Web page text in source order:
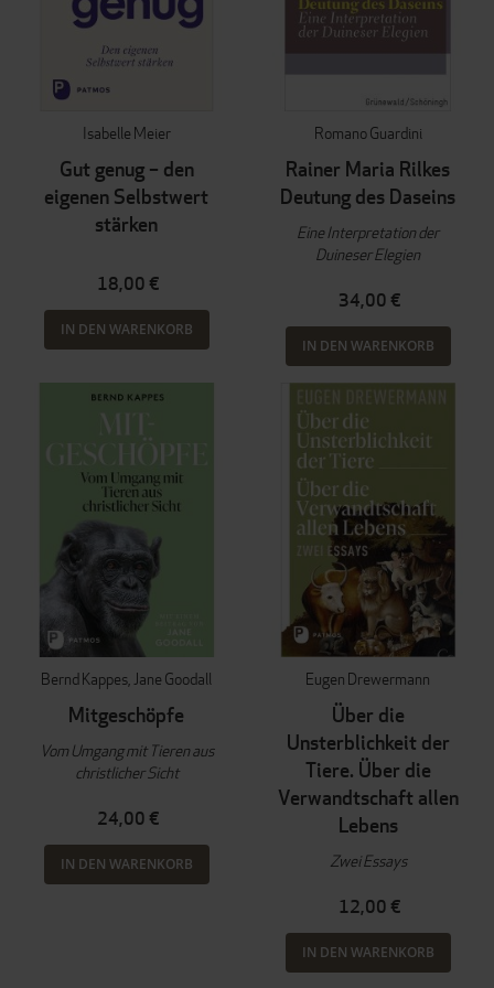
Isabelle Meier
Gut genug – den
eigenen Selbstwert
stärken
18,00 €
IN DEN WARENKORB
Romano Guardini
Rainer Maria Rilkes
Deutung des Daseins
Eine Interpretation der
Duineser Elegien
34,00 €
IN DEN WARENKORB
Bernd Kappes Jane Goodall
Mitgeschöpfe
Vom Umgang mit Tieren aus
christlicher Sicht
24,00 €
IN DEN WARENKORB
Eugen Drewermann
Über die
Unsterblichkeit der
Tiere. Über die
Verwandtschaft allen
Lebens
Zwei Essays
12,00 €
IN DEN WARENKORB